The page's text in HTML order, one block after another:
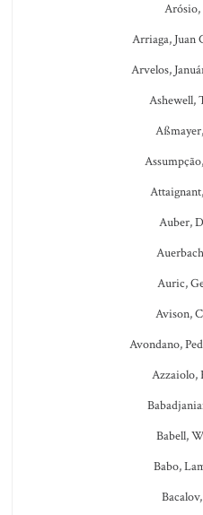
Arósio,
Arriaga, Juan
Arvelos,
Ashewell,
Auber,
Auric,
Avison,
Avondano,
Azzaiolo,
Babell,
Babo,